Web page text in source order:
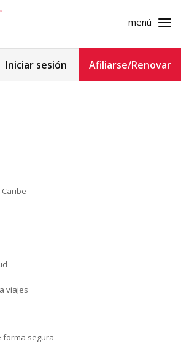
menú
Iniciar sesión Afiliarse/Renovar
viajes
forma segura